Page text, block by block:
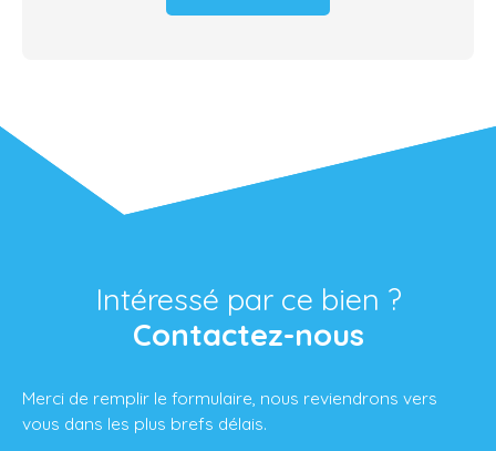
Intéressé par ce bien ?
Contactez-nous
Merci de remplir le formulaire, nous reviendrons vers
vous dans les plus brefs délais.